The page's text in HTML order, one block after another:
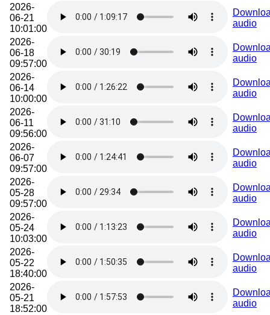
2026-
06-21
10:01:00
audio
2026-
06-18
09:57:00
audio
2026-
06-14
10:00:00
audio
2026-
06-11
09:56:00
audio
2026-
06-07
09:57:00
audio
2026-
05-28
09:57:00
audio
2026-
05-24
10:03:00
audio
2026-
05-22
18:40:00
audio
2026-
05-21
18:52:00
audio